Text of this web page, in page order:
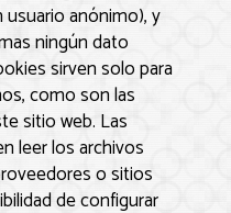
anónimo), y
ningún dato
sirven solo para
como son las
sitio web. Las
leer los archivos
o sitios
de configurar